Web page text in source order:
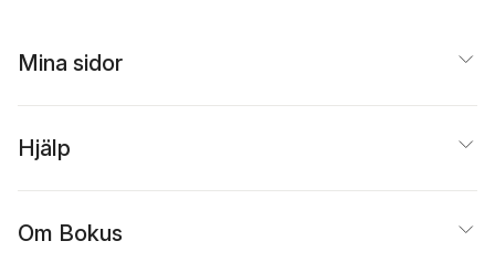
Mina sidor
Hjälp
Om Bokus